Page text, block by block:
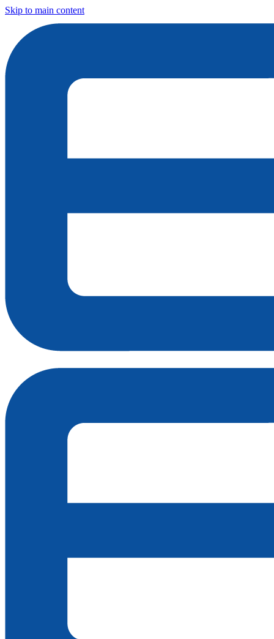
Skip to main content